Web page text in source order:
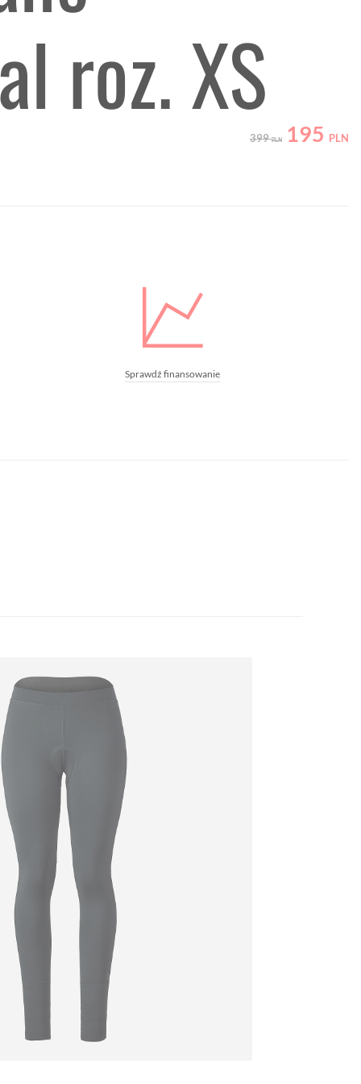
roz. XS
399PLN 195 PLN
Sprawdź finansowanie